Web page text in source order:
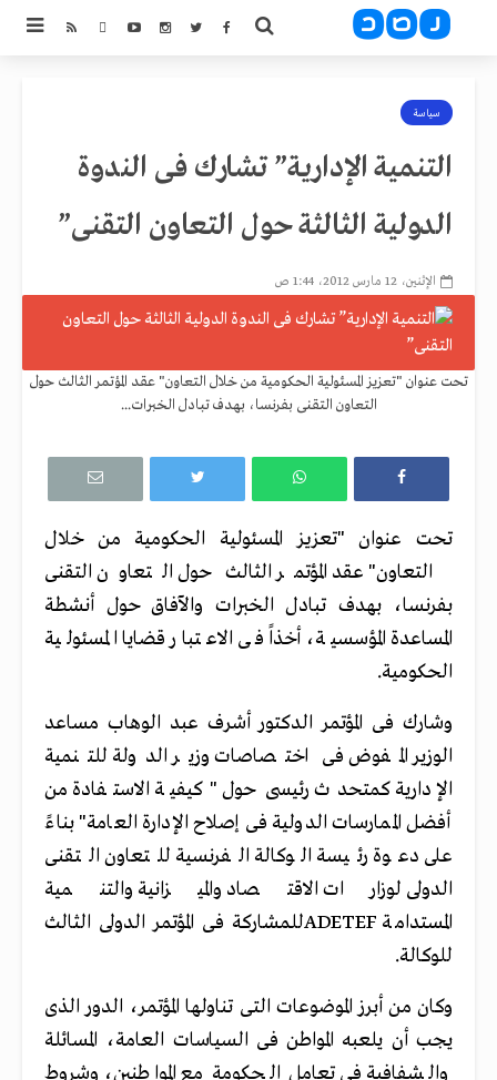
سياسة
التنمية الإدارية” تشارك فى الندوة
الدولية الثالثة حول التعاون التقنى”
الإثنين، 12 مارس 2012، 1:44 ص
تحت عنوان "تعزيز المسئولية الحكومية من خلال التعاون" عقد المؤتمر الثالث حول
التعاون التقنى بفرنسا، بهدف تبادل الخبرات...
تحت عنوان "تعزيز المسئولية الحكومية من خلال
التعاون" عقد المؤتمر الثالث حول التعاون التقنى
بفرنسا، بهدف تبادل الخبرات والآفاق حول أنشطة
المساعدة المؤسسية، أخذاً فى الاعتبار قضايا المسئولية
الحكومية.
وشارك فى المؤتمر الدكتور أشرف عبد الوهاب مساعد
الوزير المفوض فى اختصاصات وزير الدولة للتنمية
الإدارية كمتحدث رئيسى حول "كيفية الاستفادة من
أفضل الممارسات الدولية فى إصلاح الإدارة العامة" بناءً
على دعوة رئيسة الوكالة الفرنسية للتعاون التقنى
الدولى لوزارات الاقتصاد والميزانية والتنمية
المستدامة ADETEFللمشاركة فى المؤتمر الدولى الثالث
للوكالة.
وكان من أبرز الموضوعات التى تناولها المؤتمر، الدور الذى
يجب أن يلعبه المواطن فى السياسات العامة، المسائلة
والشفافية فى تعامل الحكومة مع المواطنين، وشروط